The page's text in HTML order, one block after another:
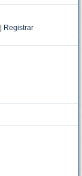
Registrar